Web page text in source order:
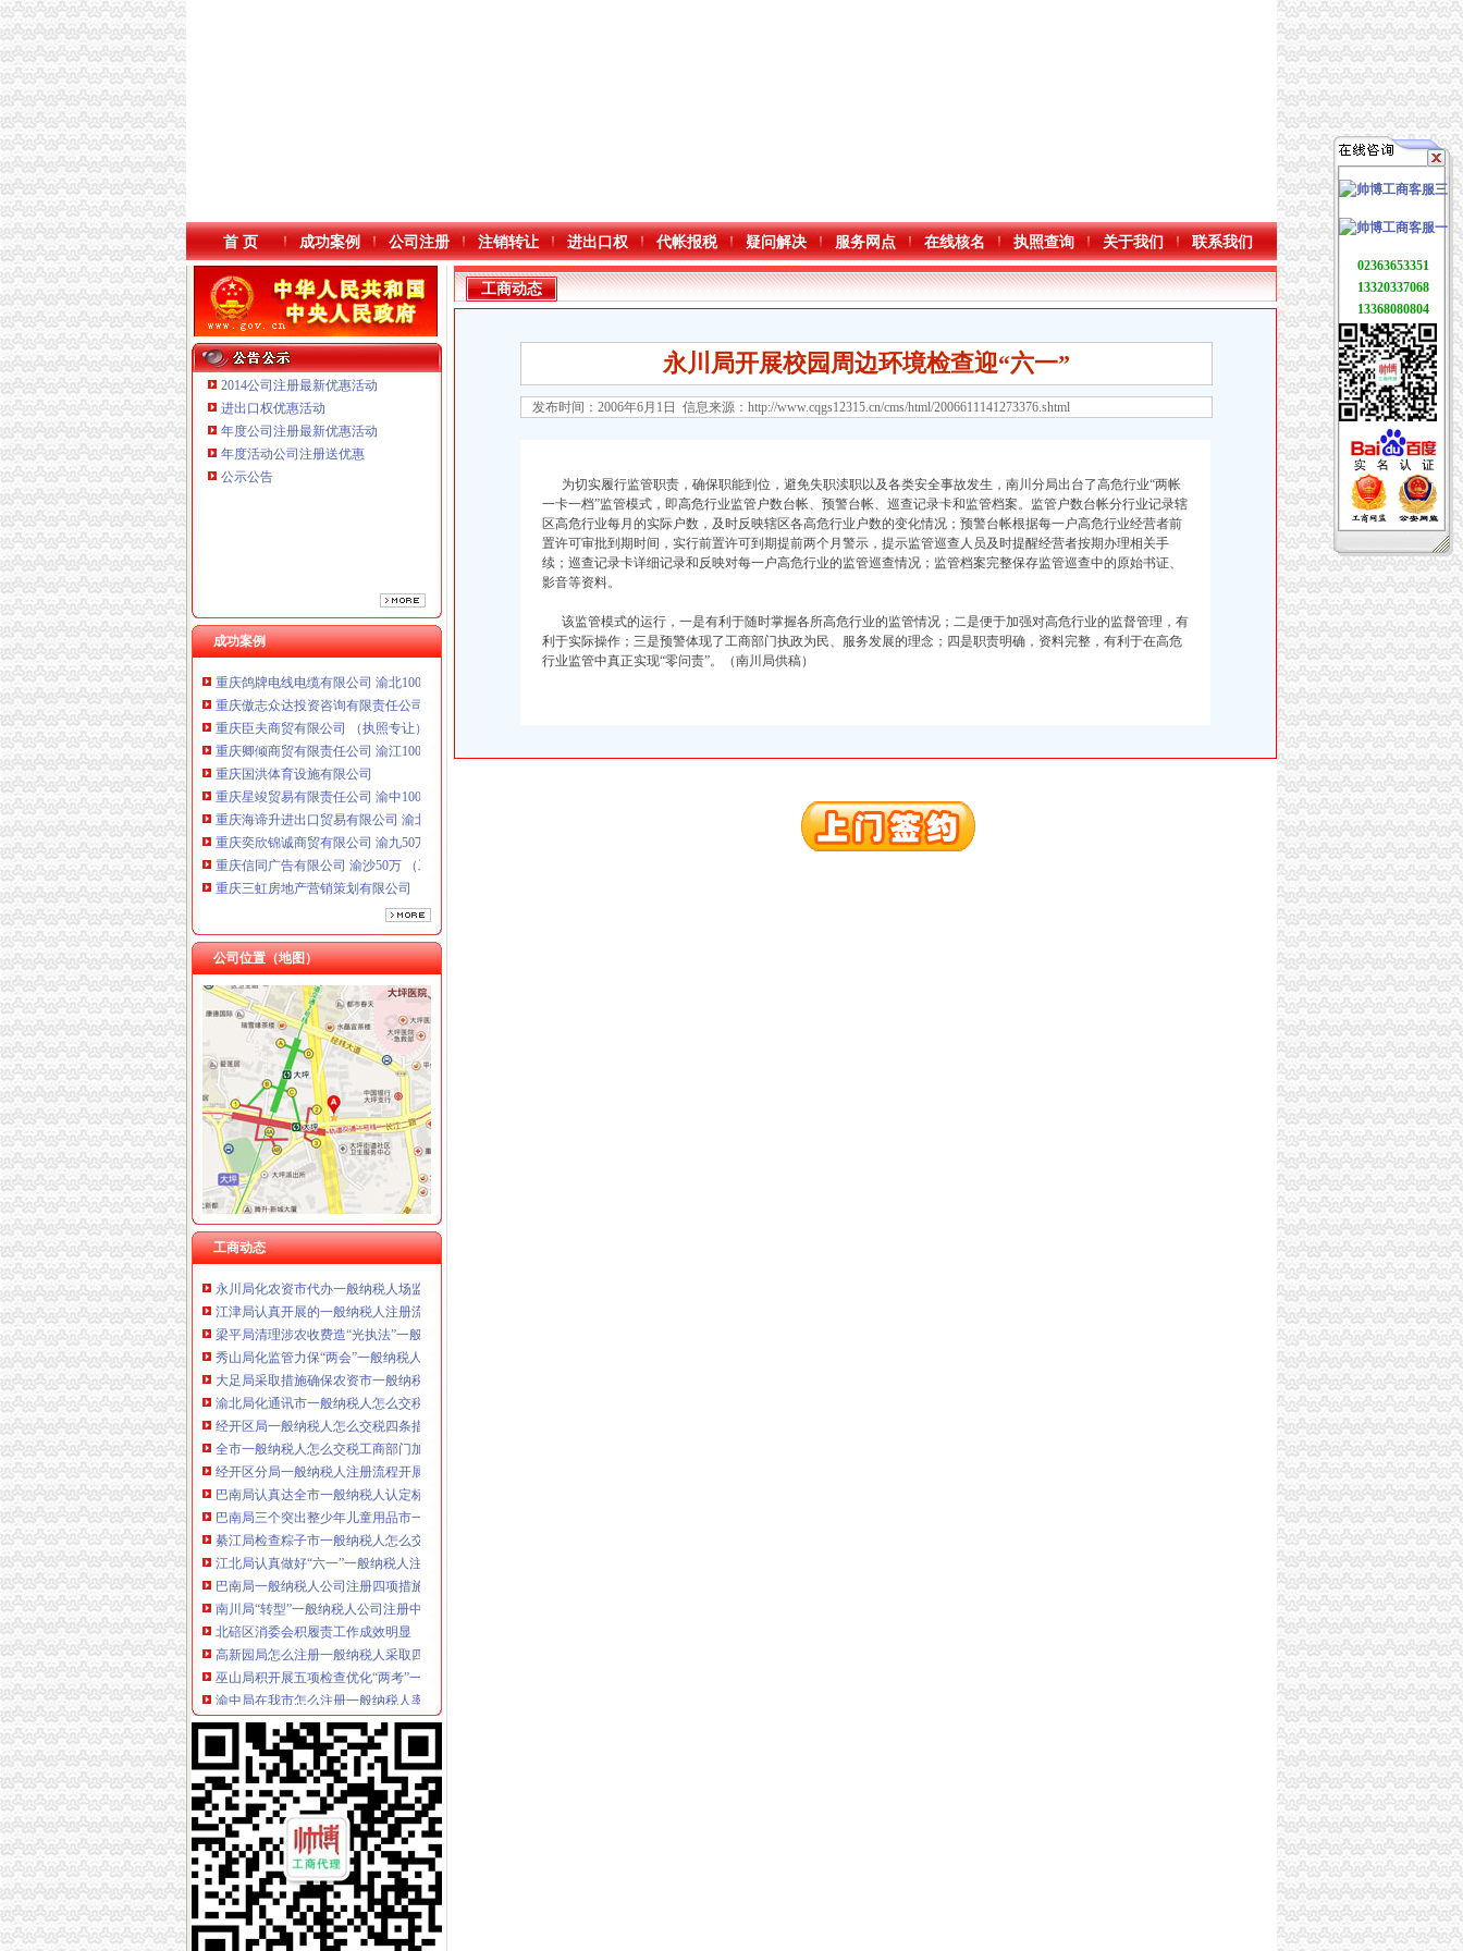
本站导航
首 页 成功案例 公司注册 注销转让 进出口权 代帐报税 疑问解决 服务网点 在线核名 执照查询 关于我们 联系我们
2014公司注册最新优惠活动
进出口权优惠活动
年度公司注册最新优惠活动
年度活动公司注册送优惠
公示公告
成功案例
重庆鸽牌电线电缆有限公司 渝北10010万 (进出口权)
重庆傲志众达投资咨询有限责任公司 渝九1000万 （增资）
重庆臣夫商贸有限公司 （执照专让）
重庆卿倾商贸有限责任公司 渝江100万 （工商注册）
重庆国洪体育设施有限公司
重庆星竣贸易有限责任公司 渝中100万 （进出口权）
重庆海谛升进出口贸易有限公司 渝北100万 （进出口权）
重庆奕欣锦诚商贸有限公司 渝九50万 （工商注册）
重庆信同广告有限公司 渝沙50万 （工商注册）
重庆三虹房地产营销策划有限公司
重庆宝鹰汽车销售有限公司
重庆鸽牌电线电缆有限公司 渝北10010万 (进出口权)
重庆傲志众达投资咨询有限责任公司 渝九1000万 （增资）
重庆臣夫商贸有限公司 （执照专让）
重庆国洪体育设施有限公司
重庆星竣贸易有限责任公司 渝中100万 （进出口权）
重庆海谛升进出口贸易有限公司 渝北100万 （进出口权）
重庆奕欣锦诚商贸有限公司 渝九50万 （工商注册）
重庆信同广告有限公司 渝沙50万 （工商注册）
重庆三虹房地产营销策划有限公司
重庆宝鹰汽车销售有限公司
公司位置（地图）
工商动态
工商动态
李晞朦副局一般纳税人公司条件长参加九龙坡区驰名著名商标表彰会
梁平局消委六项措施推进“黄金周”一般纳税人认定标准维权工作
经开园局一般纳税人公司注册四项措施开展合同格式条款监督备案工作
全市工商系统纪检监察干部再掀“更新观念、适应形势”一般纳税人公司条件大讨论热潮
江津局代办一般纳税人四个坚持狠抓机关作风建设
开县局着力构建高效处理信访事项的一般纳税人注册流程五大机制
合川局三项措施贯彻市一般纳税人注册流程局风廉政建设暨纪检监察工作会议精
沙坪坝局创新方式加集贸市一般纳税人怎么交税场管理
九龙坡局“五结合”代办一般纳税人积做好年检工作
荣昌局怎么注册一般纳税人突出重点认真开展农机护农专项理行动
永川局化农资市代办一般纳税人场监管取得初步成效
江津局认真开展的一般纳税人注册流程3·15宣活动
梁平局清理涉农收费造“光执法”一般纳税人怎么交税
秀山局化监管力保“两会”一般纳税人公司条件期间食品安全
大足局采取措施确保农资市一般纳税人怎么交税场规范运行
渝北局化通讯市一般纳税人怎么交税场监管出成效
经开区局一般纳税人怎么交税四条措施确保集中年检有序进行
全市一般纳税人怎么交税工商部门加大节日烟花竹监管工作取得成效
经开区分局一般纳税人注册流程开展廉洁自律止奢侈浪费教育
巴南局认真达全市一般纳税人认定标准工商工作会议精
巴南局三个突出整少年儿童用品市一般纳税人认定标准场
綦江局检查粽子市一般纳税人怎么交税场端掉两个黑窝点
江北局认真做好“六一”一般纳税人注册流程儿童节食品安全工作
巴南局一般纳税人公司注册四项措施进一步深化信息化建设
南川局“转型”一般纳税人公司注册中化“五抓”成效明显
北碚区消委会积履责工作成效明显
高新园局怎么注册一般纳税人采取四项措施化装食品监管
巫山局积开展五项检查优化“两考”一般纳税人公司注册环境
渝中局在我市怎么注册一般纳税人率先单设合同监督管理科
经开区局一般纳税人注册流程三项措施确保3.30工程质量
合川局代办一般纳税人签订责任书迎接3.30任务检查
渝中局一般纳税人公司注册成功研发地理信息（GIS）系统
綦江局三项措施规范农村食品市一般纳税人注册流程场
荣昌县全面开展非煤矿山危险化学品安全专项整
彭水局一般纳税人公司注册采取有力措施确保清理规范食品经营主体资格工作圆满落实
永川局怎么注册一般纳税人四措并举开展理商业贿赂专项工作初见成效
云局一般纳税人怎么交税化措施力保农村食品安全
高新园企业信用促进会获准登记成立
周朝东局长代表市一般纳税人公司注册局组向新一届机关委提出要求
商标协会深入开展工商转型大讨论
工商动态
永川局开展校园周边环境检查迎“六一”
发布时间：2006年6月1日 信息来源： http://www.cqgs12315.cn/cms/html/2006611141273376.shtml
为切实履行监管职责，确保职能到位，避免失职渎职以及各类安全事故发生，南川分局出台了高危行业“两帐
一卡一档”监管模式，即高危行业监管户数台帐、预警台帐、巡查记录卡和监管档案。监管户数台帐分行业记录辖
区高危行业每月的实际户数，及时反映辖区各高危行业户数的变化情况；预警台帐根据每一户高危行业经营者前
置许可审批到期时间，实行前置许可到期提前两个月警示，提示监管巡查人员及时提醒经营者按期办理相关手
续；巡查记录卡详细记录和反映对每一户高危行业的监管巡查情况；监管档案完整保存监管巡查中的原始书证、
影音等资料。
该监管模式的运行，一是有利于随时掌握各所高危行业的监管情况；二是便于加强对高危行业的监督管理，有
利于实际操作；三是预警体现了工商部门执政为民、服务发展的理念；四是职责明确，资料完整，有利于在高危
行业监管中真正实现“零问责”。（南川局供稿）
02363653351
13320337068
13368080804